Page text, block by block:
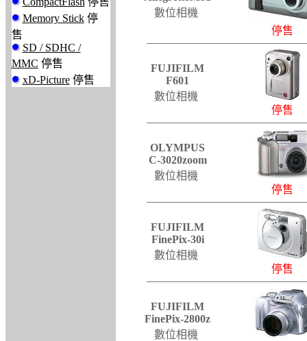
Memory Stick停
售
SD / SDHC /
MMC 停售
xD-Picture停售
數位相機
停售
FUJIFILM
F601
數位相機
停售
OLYMPUS
C-3020zoom
數位相機
停售
FUJIFILM
FinePix-30i
數位相機
停售
FUJIFILM
FinePix-2800z
數位相機